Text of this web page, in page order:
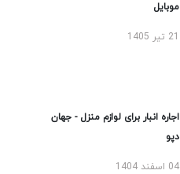
موبایل
21 تیر 1405
اجاره انبار برای لوازم منزل - جهان
دپو
04 اسفند 1404